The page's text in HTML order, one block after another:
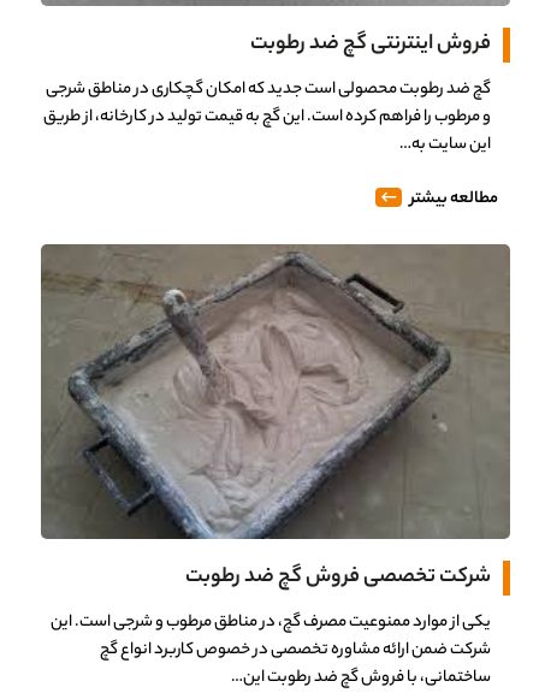
فروش اینترنتی گچ ضد رطوبت
گچ ضد رطوبت محصولی است جدید که امکان گچکاری در مناطق شرجی
و مرطوب را فراهم کرده است. این گچ به قیمت تولید در کارخانه، از طریق
این سایت به…
مطالعه بیشتر
شرکت تخصصی فروش گچ ضد رطوبت
یکی از موارد ممنوعیت مصرف گچ، در مناطق مرطوب و شرجی است. این
شرکت ضمن ارائه مشاوره تخصصی در خصوص کاربرد انواع گچ
ساختمانی، با فروش گچ ضد رطوبت این…